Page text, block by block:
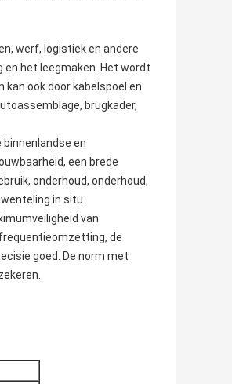
werf, logistiek en andere
het leegmaken. Het wordt
ook door kabelspoel en
brugkader,
binnenlandse en
een brede
onderhoud, onderhoud,
in situ.
van
de
goed. De norm met